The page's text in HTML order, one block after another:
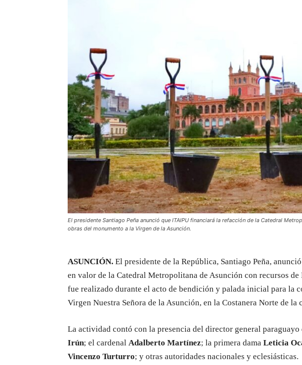
El presidente Santiago Peña anunció que ITAIPU financiará la refacción de la Catedral
obras del monumento a la Virgen de la Asunción.
ASUNCIÓN. El presidente de la República, Santiago Peña,
en valor de la Catedral Metropolitana de Asunción con recursos
fue realizado durante el acto de bendición y palada inicial para la
Virgen Nuestra Señora de la Asunción, en la Costanera Norte de la
La actividad contó con la presencia del director general paraguayo
Irún; el cardenal Adalberto Martínez; la primera dama Leticia
Vincenzo Turturro; y otras autoridades nacionales y eclesiásticas.